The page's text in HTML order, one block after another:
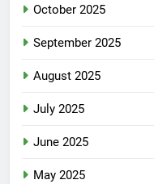
October 2025
September 2025
August 2025
July 2025
June 2025
May 2025